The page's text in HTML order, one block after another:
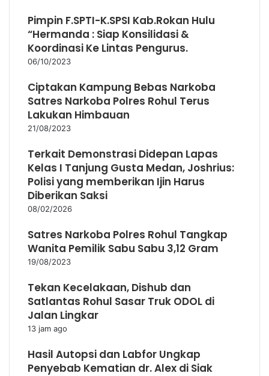
Pimpin F.SPTI-K.SPSI Kab.Rokan Hulu
“Hermanda : Siap Konsilidasi &
Koordinasi Ke Lintas Pengurus.
06/10/2023
Ciptakan Kampung Bebas Narkoba
Satres Narkoba Polres Rohul Terus
Lakukan Himbauan
21/08/2023
Terkait Demonstrasi Didepan Lapas
Kelas I Tanjung Gusta Medan, Joshrius:
Polisi yang memberikan Ijin Harus
Diberikan Saksi
08/02/2026
Satres Narkoba Polres Rohul Tangkap
Wanita Pemilik Sabu Sabu 3,12 Gram
19/08/2023
Tekan Kecelakaan, Dishub dan
Satlantas Rohul Sasar Truk ODOL di
Jalan Lingkar
13 jam ago
Hasil Autopsi dan Labfor Ungkap
Penyebab Kematian dr. Alex di Siak